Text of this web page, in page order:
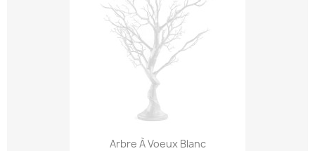
Arbre À Voeux Blanc